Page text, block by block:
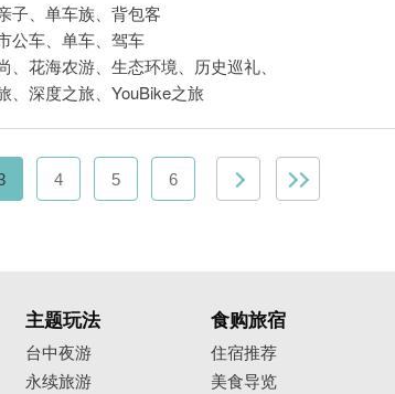
子、单车族、背包客
公车、单车、驾车
、花海农游、生态环境、历史巡礼、
、深度之旅、YouBike之旅
4 5 6
主题玩法
台中夜游
永续旅游
食购旅宿
住宿推荐
美食导览